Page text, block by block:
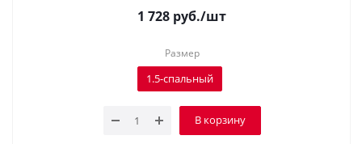
1 728 руб./шт
Размер
1.5-спальный
В корзину